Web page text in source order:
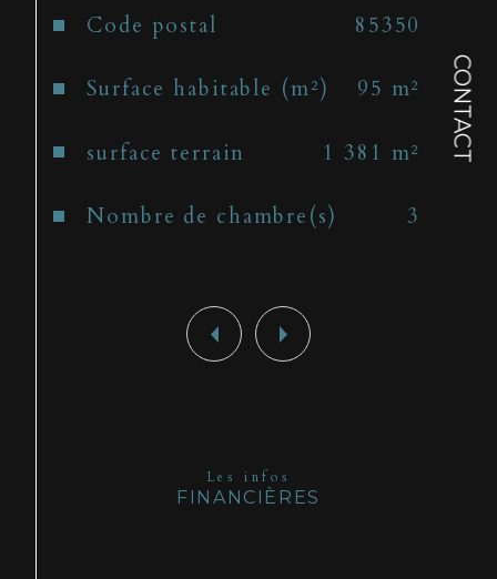
CONTACT
Caractéristiques Valeurs
Code postal 85350
Surface habitable (m²) 95 m²
surface terrain 1 381 m²
Nombre de chambre(s) 3
Les infos
FINANCIÈRES